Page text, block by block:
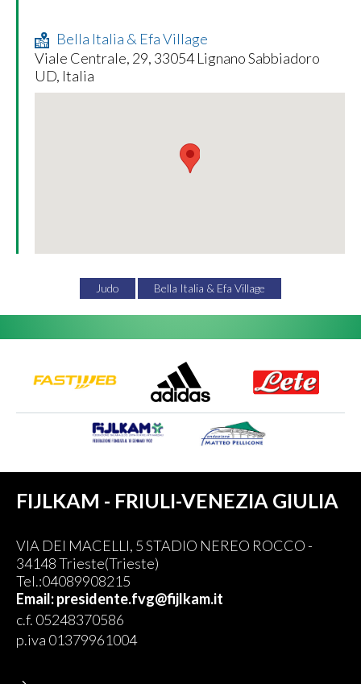
Bella Italia & Efa Village
Viale Centrale, 29, 33054 Lignano Sabbiadoro
UD, Italia
Judo Bella Italia & Efa Village
FIJLKAM - FRIULI-VENEZIA GIULIA
VIA DEI MACELLI, 5 STADIO NEREO ROCCO -
34148 Trieste(Trieste)
Tel.:04089908215
Email: presidente.fvg@fijlkam.it
c.f. 05248370586
p.iva 01379961004